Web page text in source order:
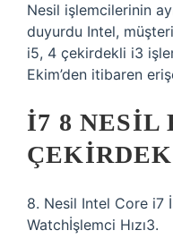
Nesil işlemcilerinin
duyurdu Intel,
i5, 4 çekirdekli i3
Ekim’den itibaren
I7 8 NESIL
8. Nesil Intel Core i7
Watchİşlemci Hızı3.